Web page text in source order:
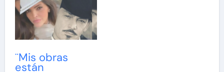
¨Mis obras
están